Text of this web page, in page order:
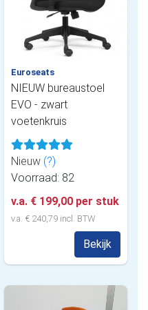
Euroseats
NIEUW bureaustoel
EVO - zwart
voetenkruis
Nieuw (?)
Voorraad: 82
v.a. € 199,00 per stuk
v.a. € 240,79 incl. BTW
Bekijk